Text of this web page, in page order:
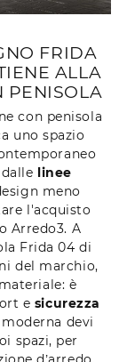
FRIDA
ALLA
PENISOLA
con penisola
uno spazio
linee
meno
l'acquisto
Arredo3. A
Frida 04 di
del marchio,
è
e sicurezza
devi
spazi, per